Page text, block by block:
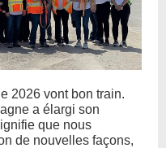
2026 vont bon train.
a élargi son
que nous
de nouvelles façons,